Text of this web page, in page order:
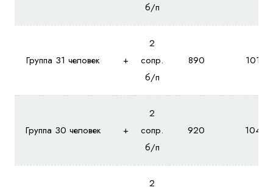
б/п
Группа 31 человек +
2
сопр.
б/п
890 1010
Группа 30 человек +
2
сопр.
б/п
920 1040
2